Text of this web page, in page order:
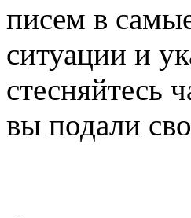
писем в
ситуации и
стесняйтесь
вы подали